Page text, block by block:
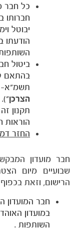
כל חבר
חברותו
הודעתו
ביטול
בהתאם
תשמ"א-1981 (להלן: "
הצרכן
תקנון
הוראות
החזר
חבר מועדון
שבועיים מיום
הרישום, וזאת
חבר המועדון
במועדון
השותפות .